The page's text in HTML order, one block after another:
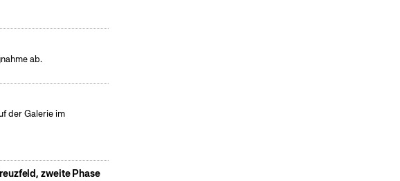
ab.
der Galerie im
zweite Phase